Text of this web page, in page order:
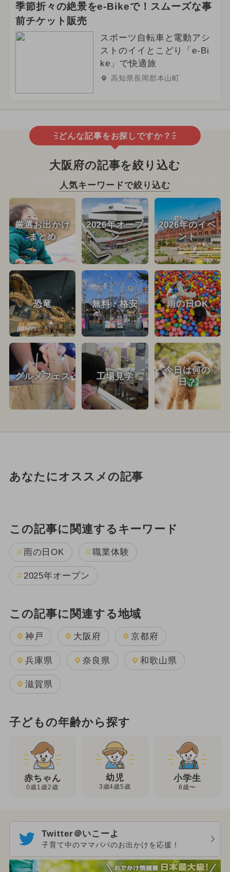
季節折々の絶景をe-Bikeで！スムーズな事
前チケット販売
スポーツ自転車と電動アシ
ストのイイとこどり「e-Bi
ke」で快適旅
高知県長岡郡本山町
どんな記事をお探しですか？
大阪府の記事を絞り込む
人気キーワードで絞り込む
厳選お出かけ
まとめ
2026年オープ
ン
2026年のイベ
ント
恐竜 無料・格安 雨の日OK
グルメフェス 工場見学
今日は何の
日？
あなたにオススメの記事
この記事に関連するキーワード
雨の日OK 職業体験
2025年オープン
この記事に関連する地域
神戸 大阪府 京都府
兵庫県 奈良県 和歌山県
滋賀県
子どもの年齢から探す
赤ちゃん
0歳1歳2歳
幼児
3歳4歳5歳
小学生
6歳〜
Twitter＠いこーよ
子育て中のママパパのお出かけを応援！